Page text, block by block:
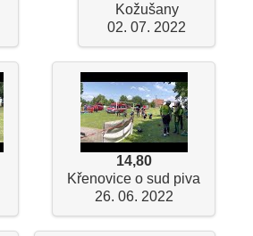
Kožušany
02. 07. 2022
14,80
Křenovice o sud piva
26. 06. 2022